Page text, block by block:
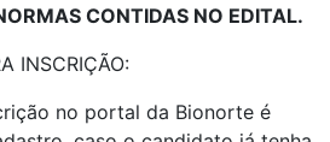
CONTIDAS NO EDITAL.
INSCRIÇÃO:
no portal da Bionorte é